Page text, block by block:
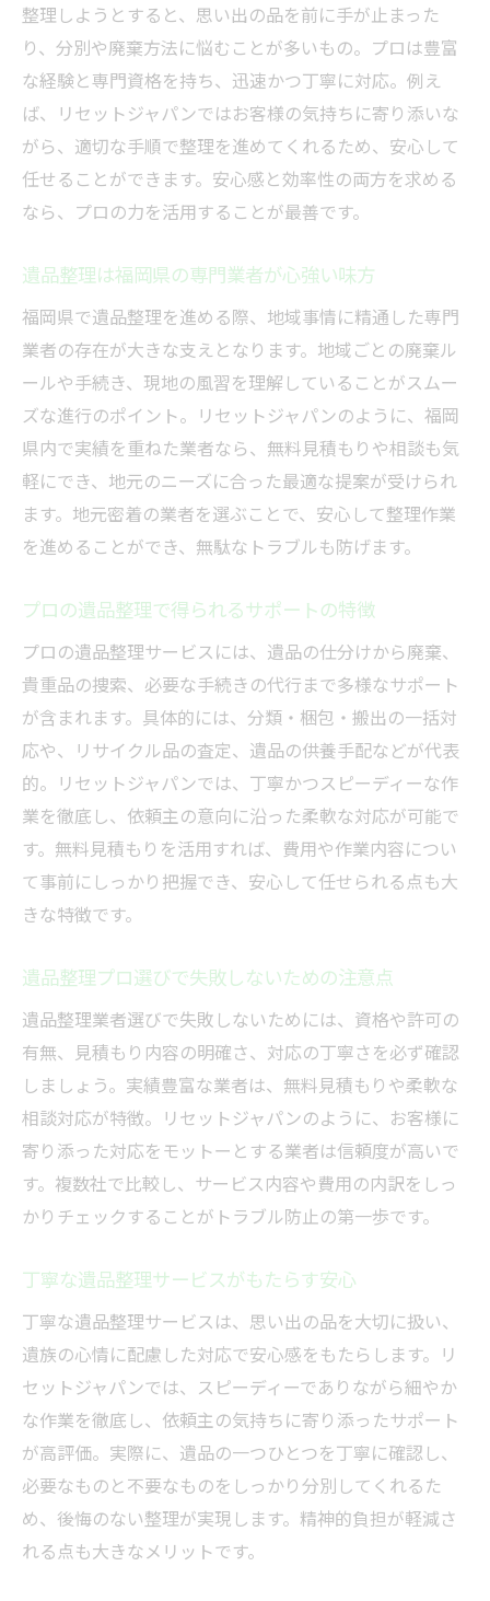
遺品整理費用で気をつける追加料金の注意
点
福岡県で遺品整理費用が変動する理由
プロが教える遺品整理のスムーズな進め方
遺品整理をスムーズに進めるための準備法
プロの遺品整理で作業が早く終わるコツ
遺品整理当日の流れとプロの対応の違い
遺品整理のプロが実践する整理術を伝授
生前整理と遺品整理の効率的な進め方
精神的負担を減らす遺品整理のコツとは
遺品整理で感じる精神的負担の軽減方法
プロの遺品整理が心のケアにもつながる理
由
遺品整理を無理なく進めるための工夫
心の負担を減らす遺品整理サービスの活用
法
遺品整理を安心して任せるための心構え
無料見積もりで納得できる遺品整理選び
遺品整理の無料見積もりを賢く活用する方
法
見積もり比較で失敗しない遺品整理業者選
び
遺品整理の見積もり時に確認すべきポイン
ト
術
遺品整理プロの見積もりで安心感を得るコ
ツ
無料見積もりで分かる遺品整理費用の目安
遺品整理士資格がある業者が選ばれる理由
遺品整理士資格が信頼の証となる理由
資格保有の遺品整理業者に依頼する安心感
遺品整理士資格で安全性を確保するポイン
ト
遺品整理で資格業者ができる対応の違い
福岡県で遺品整理士資格が重視される背景
遺品整理後の家の活用方法も詳しく紹介
遺品整理後に家を有効活用するための方法
遺品整理で家の売却や活用方法を検討する
遺品整理後の家を賢く売却するポイント
整理しようとすると、思い出の品を前に手が止まった
り、分別や廃棄方法に悩むことが多いもの。プロは豊富
な経験と専門資格を持ち、迅速かつ丁寧に対応。例え
ば、リセットジャパンではお客様の気持ちに寄り添いな
がら、適切な手順で整理を進めてくれるため、安心して
任せることができます。安心感と効率性の両方を求める
なら、プロの力を活用することが最善です。
遺品整理は福岡県の専門業者が心強い味方
福岡県で遺品整理を進める際、地域事情に精通した専門
業者の存在が大きな支えとなります。地域ごとの廃棄ル
ールや手続き、現地の風習を理解していることがスムー
ズな進行のポイント。リセットジャパンのように、福岡
県内で実績を重ねた業者なら、無料見積もりや相談も気
軽にでき、地元のニーズに合った最適な提案が受けられ
ます。地元密着の業者を選ぶことで、安心して整理作業
を進めることができ、無駄なトラブルも防げます。
プロの遺品整理で得られるサポートの特徴
プロの遺品整理サービスには、遺品の仕分けから廃棄、
貴重品の捜索、必要な手続きの代行まで多様なサポート
が含まれます。具体的には、分類・梱包・搬出の一括対
応や、リサイクル品の査定、遺品の供養手配などが代表
的。リセットジャパンでは、丁寧かつスピーディーな作
業を徹底し、依頼主の意向に沿った柔軟な対応が可能で
す。無料見積もりを活用すれば、費用や作業内容につい
て事前にしっかり把握でき、安心して任せられる点も大
きな特徴です。
遺品整理プロ選びで失敗しないための注意点
遺品整理業者選びで失敗しないためには、資格や許可の
有無、見積もり内容の明確さ、対応の丁寧さを必ず確認
しましょう。実績豊富な業者は、無料見積もりや柔軟な
相談対応が特徴。リセットジャパンのように、お客様に
寄り添った対応をモットーとする業者は信頼度が高いで
す。複数社で比較し、サービス内容や費用の内訳をしっ
かりチェックすることがトラブル防止の第一歩です。
丁寧な遺品整理サービスがもたらす安心
丁寧な遺品整理サービスは、思い出の品を大切に扱い、
遺族の心情に配慮した対応で安心感をもたらします。リ
セットジャパンでは、スピーディーでありながら細やか
な作業を徹底し、依頼主の気持ちに寄り添ったサポート
が高評価。実際に、遺品の一つひとつを丁寧に確認し、
必要なものと不要なものをしっかり分別してくれるた
め、後悔のない整理が実現します。精神的負担が軽減さ
れる点も大きなメリットです。